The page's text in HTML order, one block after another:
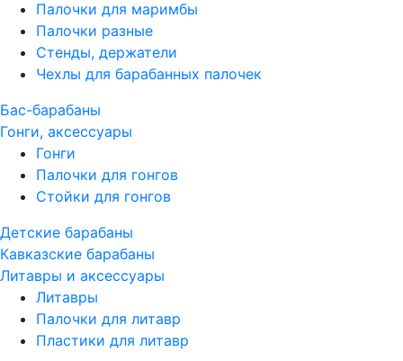
Палочки для маримбы
Палочки разные
Стенды, держатели
Чехлы для барабанных палочек
Бас-барабаны
Гонги, аксессуары
Гонги
Палочки для гонгов
Стойки для гонгов
Детские барабаны
Кавказские барабаны
Литавры и аксессуары
Литавры
Палочки для литавр
Пластики для литавр